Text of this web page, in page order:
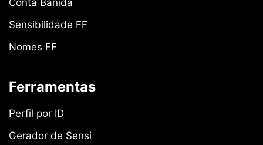
Sensibilidade FF
Nomes FF
Ferramentas
Perfil por ID
Gerador de Sensi